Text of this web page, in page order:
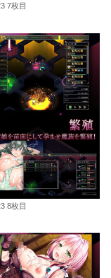
7枚目
8枚目